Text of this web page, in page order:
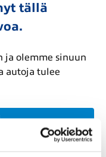
tällä
ja olemme sinuun
autoja tulee